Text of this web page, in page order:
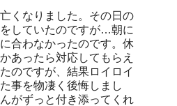
くなりました。その日の
していたのですが…朝に
合わなかったのです。休
あったら対応してもらえ
のですが、結果ロイロイ
事を物凄く後悔しまし
がずっと付き添ってくれ